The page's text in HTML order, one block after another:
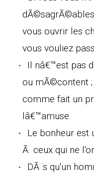
vous ouvrir les
vous vouliez
Il nâ€™est pas
ou mÃ©content
comme fait un
lâ€™amuse.
Le bonheur est
Ã ceux qui ne
DÃ¨s qu'un